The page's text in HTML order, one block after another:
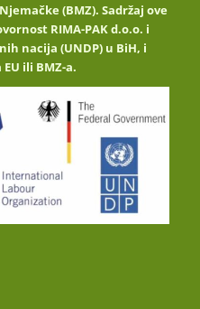
(BMZ). Sadržaj ove
RIMA-PAK d.o.o. i
nacija (UNDP) u BiH, i
ili BMZ-a.